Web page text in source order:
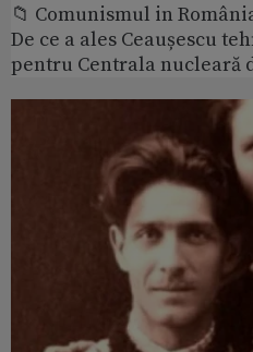
📁 Comunismul in
De ce a ales Ceaușescu
pentru Centrala nucleară